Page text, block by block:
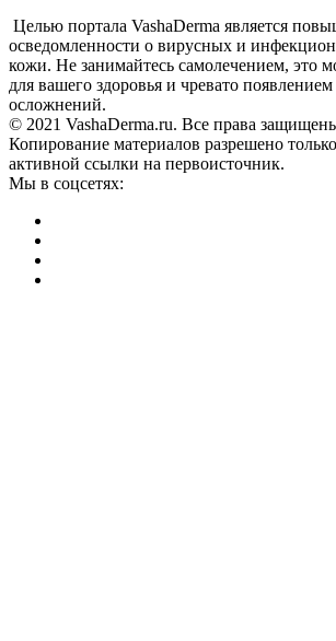
Целью портала VashaDerma является
осведомленности о вирусных и
кожи. Не занимайтесь самолечением, это
для вашего здоровья и чревато
осложнений.
© 2021 VashaDerma.ru. Все права
Копирование материалов разрешено
активной ссылки на первоисточник.
Мы в соцсетях: